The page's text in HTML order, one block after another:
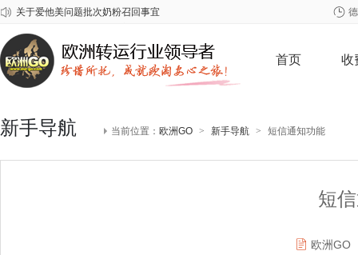
关于爱他美问题批次奶粉召回事宜
关于雀巢至尊问题奶粉召回事宜
首页 收
新手导航 当前位置： 欧洲GO > 新手导航 > 短信通知功能
短
欧洲GO